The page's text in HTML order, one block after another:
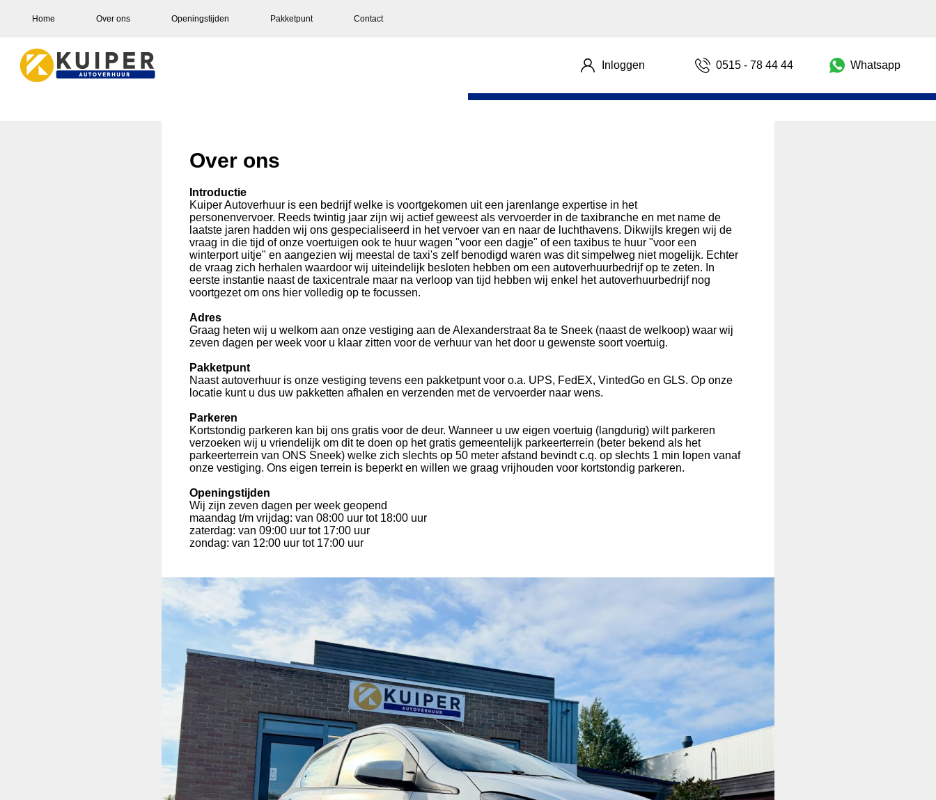
Home Over ons Openingstijden Pakketpunt Contact
Whatsapp
0515 - 78 44 44
Inloggen
Over ons
Introductie
Kuiper Autoverhuur is een bedrijf welke is voortgekomen uit een jarenlange expertise in het
personenvervoer. Reeds twintig jaar zijn wij actief geweest als vervoerder in de taxibranche en met name de
laatste jaren hadden wij ons gespecialiseerd in het vervoer van en naar de luchthavens. Dikwijls kregen wij de
vraag in die tijd of onze voertuigen ook te huur wagen "voor een dagje" of een taxibus te huur "voor een
winterport uitje" en aangezien wij meestal de taxi's zelf benodigd waren was dit simpelweg niet mogelijk. Echter
de vraag zich herhalen waardoor wij uiteindelijk besloten hebben om een autoverhuurbedrijf op te zeten. In
eerste instantie naast de taxicentrale maar na verloop van tijd hebben wij enkel het autoverhuurbedrijf nog
voortgezet om ons hier volledig op te focussen.
Adres
Graag heten wij u welkom aan onze vestiging aan de Alexanderstraat 8a te Sneek (naast de welkoop) waar wij
zeven dagen per week voor u klaar zitten voor de verhuur van het door u gewenste soort voertuig.
Pakketpunt
Naast autoverhuur is onze vestiging tevens een pakketpunt voor o.a. UPS, FedEX, VintedGo en GLS. Op onze
locatie kunt u dus uw pakketten afhalen en verzenden met de vervoerder naar wens.
Parkeren
Kortstondig parkeren kan bij ons gratis voor de deur. Wanneer u uw eigen voertuig (langdurig) wilt parkeren
verzoeken wij u vriendelijk om dit te doen op het gratis gemeentelijk parkeerterrein (beter bekend als het
parkeerterrein van ONS Sneek) welke zich slechts op 50 meter afstand bevindt c.q. op slechts 1 min lopen vanaf
onze vestiging. Ons eigen terrein is beperkt en willen we graag vrijhouden voor kortstondig parkeren.
Openingstijden
Wij zijn zeven dagen per week geopend
maandag t/m vrijdag: van 08:00 uur tot 18:00 uur
zaterdag: van 09:00 uur tot 17:00 uur
zondag: van 12:00 uur tot 17:00 uur